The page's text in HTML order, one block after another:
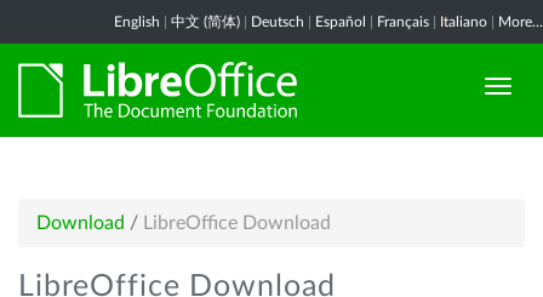
English 中文 (简体) Deutsch Español Français Italiano More...
Download / LibreOffice Download
LibreOffice Download